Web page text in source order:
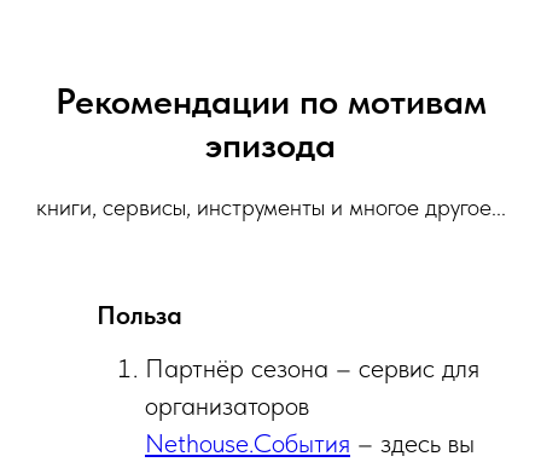
Рекомендации по мотивам
эпизода
книги, сервисы, инструменты и многое другое...
Польза
Партнёр сезона – сервис для
организаторов
Nethouse.События – здесь вы